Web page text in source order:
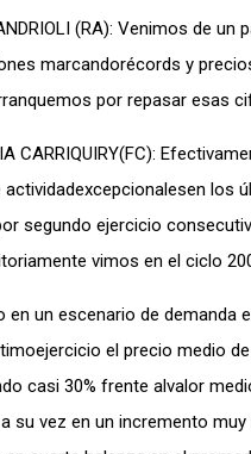
(RA): Venimos de
marcandorécords y
por repasar esas
CARRIQUIRY(FC):
actividadexcepcionalesen los
segundo ejercicio
vimos en el ciclo
en un escenario de demanda
el precio medio
casi 30% frente alvalor
su vez en un incremento